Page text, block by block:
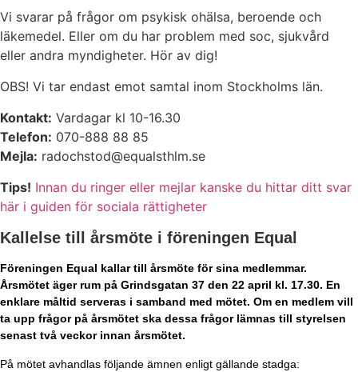
Vi svarar på frågor om psykisk ohälsa, beroende och
läkemedel. Eller om du har problem med soc, sjukvård
eller andra myndigheter. Hör av dig!
OBS! Vi tar endast emot samtal inom Stockholms län.
Kontakt: Vardagar kl 10-16.30
Telefon: 070-888 88 85
Mejla: radochstod@equalsthlm.se
Tips! Innan du ringer eller mejlar kanske du hittar ditt svar
här i guiden för sociala rättigheter
Kallelse till årsmöte i föreningen Equal
Föreningen Equal kallar till årsmöte för sina medlemmar.
Årsmötet äger rum på Grindsgatan 37 den 22 april kl. 17.30. En
enklare måltid serveras i samband med mötet. Om en medlem vill
ta upp frågor på årsmötet ska dessa frågor lämnas till styrelsen
senast två veckor innan årsmötet.
På mötet avhandlas följande ämnen enligt gällande stadga: